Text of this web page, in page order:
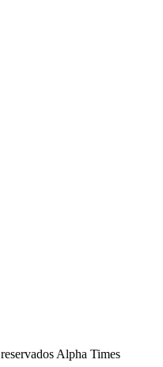
Alpha Times